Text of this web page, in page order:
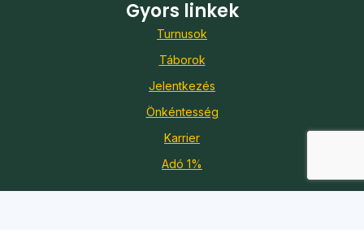
Gyors linkek
Turnusok
Táborok
Jelentkezés
Önkéntesség
Karrier
Adó 1%